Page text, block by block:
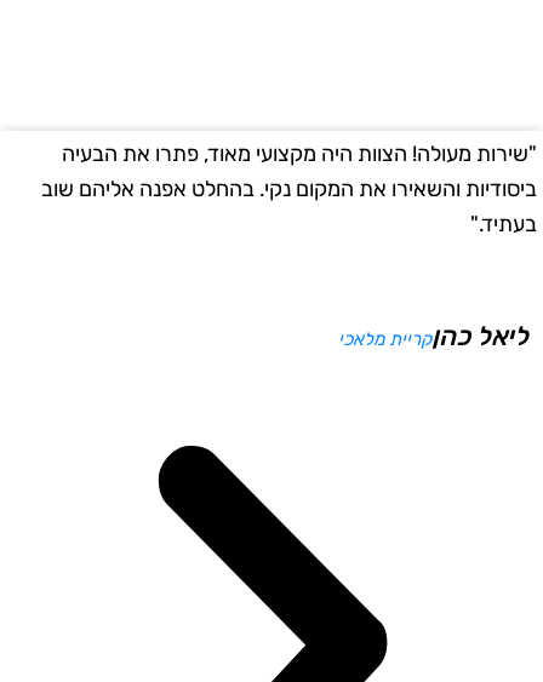
מעולה! הצוות היה מקצועי מאוד, פתרו את הבעיה
והשאירו את המקום נקי. בהחלט אפנה אליהם שוב
ליאל כהןקריית מלאכי